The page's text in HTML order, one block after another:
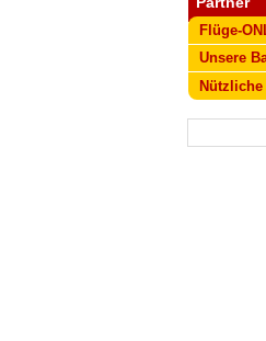
Flüge-
Unsere